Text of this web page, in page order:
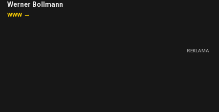
Werner Bollmann
www →
REKLAMA